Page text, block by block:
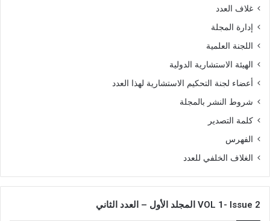
غلاف العدد
إدارة المجلة
اللجنة العلمية
الهيئة الاستشارية الدولية
أعضاء لجنة التحكيم الاستشارية لهذا العدد
شروط النشر بالمجلة
كلمة التصدير
الفهرس
الغلاف الخلفي للعدد
VOL 1- Issue 2 المجلد الأول – العدد الثاني